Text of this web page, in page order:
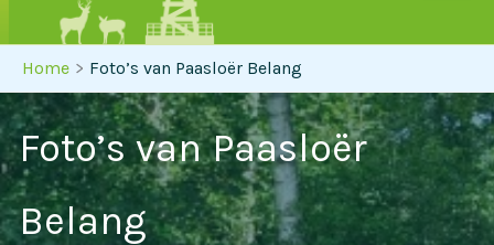
Home Foto’s van Paasloër Belang
Foto’s van Paasloër
Belang